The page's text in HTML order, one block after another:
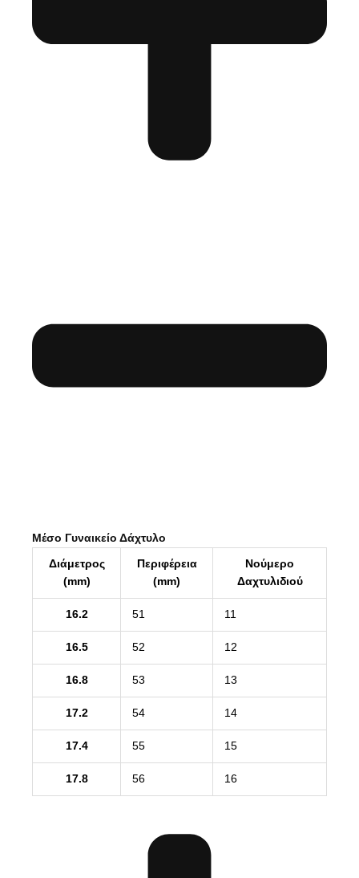
Μέσο Γυναικείο Δάχτυλο
Διάμετρος
(mm)
Περιφέρεια
(mm)
Νούμερο
Δαχτυλιδιού
16.2 51 11
16.5 52 12
16.8 53 13
17.2 54 14
17.4 55 15
17.8 56 16